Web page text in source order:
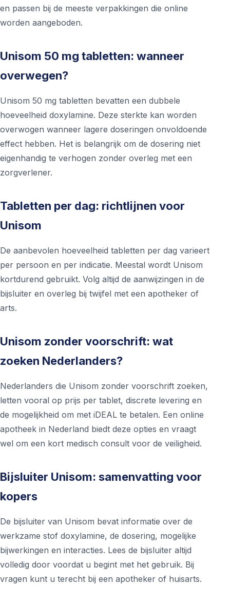
en passen bij de meeste verpakkingen die online
worden aangeboden.
Unisom 50 mg tabletten: wanneer
overwegen?
Unisom 50 mg tabletten bevatten een dubbele
hoeveelheid doxylamine. Deze sterkte kan worden
overwogen wanneer lagere doseringen onvoldoende
effect hebben. Het is belangrijk om de dosering niet
eigenhandig te verhogen zonder overleg met een
zorgverlener.
Tabletten per dag: richtlijnen voor
Unisom
De aanbevolen hoeveelheid tabletten per dag varieert
per persoon en per indicatie. Meestal wordt Unisom
kortdurend gebruikt. Volg altijd de aanwijzingen in de
bijsluiter en overleg bij twijfel met een apotheker of
arts.
Unisom zonder voorschrift: wat
zoeken Nederlanders?
Nederlanders die Unisom zonder voorschrift zoeken,
letten vooral op prijs per tablet, discrete levering en
de mogelijkheid om met iDEAL te betalen. Een online
apotheek in Nederland biedt deze opties en vraagt
wel om een kort medisch consult voor de veiligheid.
Bijsluiter Unisom: samenvatting voor
kopers
De bijsluiter van Unisom bevat informatie over de
werkzame stof doxylamine, de dosering, mogelijke
bijwerkingen en interacties. Lees de bijsluiter altijd
volledig door voordat u begint met het gebruik. Bij
vragen kunt u terecht bij een apotheker of huisarts.